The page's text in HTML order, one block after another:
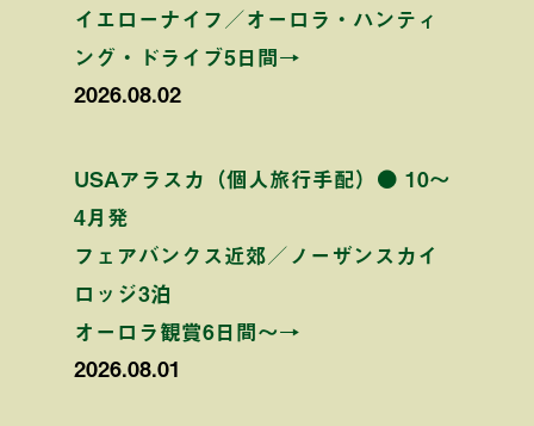
イエローナイフ／オーロラ・ハンティ
ング・ドライブ5日間→
2026.08.02
USAアラスカ（個人旅行手配）● 10〜
4月発
フェアバンクス近郊／ノーザンスカイ
ロッジ3泊
オーロラ観賞6日間〜→
2026.08.01